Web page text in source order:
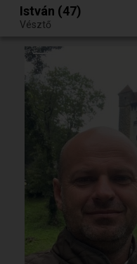
Egy jó randiból bármi lehet.
István (47)
Vésztő